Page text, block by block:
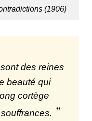
(1906)
des reines
beauté qui
cortège